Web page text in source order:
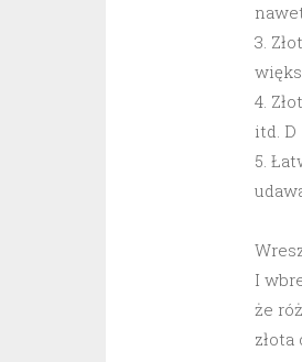
3.
4.
itd. D
5.
I
że